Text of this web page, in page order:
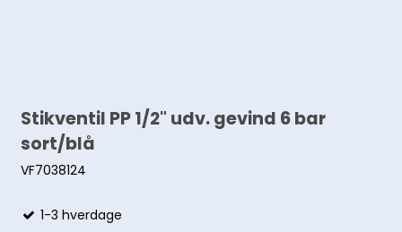
Stikventil PP 1/2" udv. gevind 6 bar
sort/blå
VF7038124
1-3 hverdage